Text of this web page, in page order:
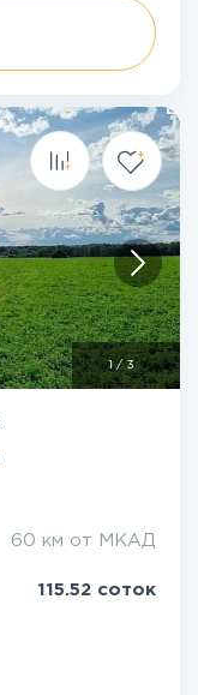
1/3
60 км от МКАД
115.52 соток